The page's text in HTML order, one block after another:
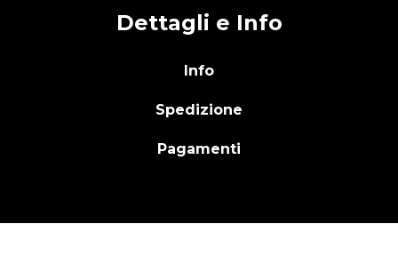
Dettagli e Info
Info
Spedizione
Pagamenti